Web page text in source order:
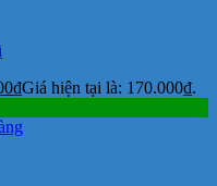
₫Giá hiện tại là: 170.000₫.